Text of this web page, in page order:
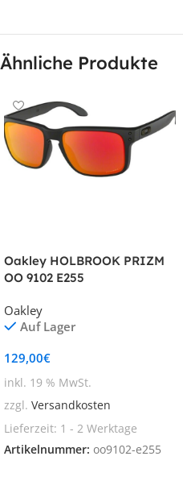
Ähnliche Produkte
Oakley HOLBROOK PRIZM
OO 9102 E255
Oakley
Auf Lager
129,00€
inkl. 19 % MwSt.
zzgl. Versandkosten
Lieferzeit: 1 - 2 Werktage
Artikelnummer: oo9102-e255